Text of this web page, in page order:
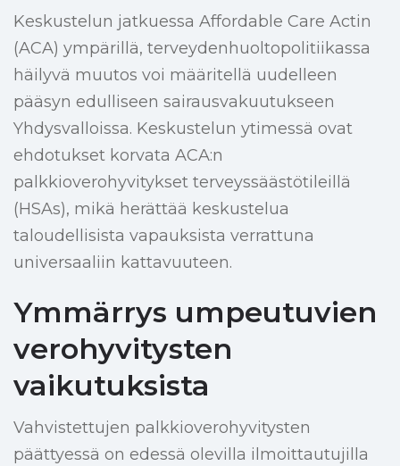
Keskustelun jatkuessa Affordable Care Actin
(ACA) ympärillä, terveydenhuoltopolitiikassa
häilyvä muutos voi määritellä uudelleen
pääsyn edulliseen sairausvakuutukseen
Yhdysvalloissa. Keskustelun ytimessä ovat
ehdotukset korvata ACA:n
palkkioverohyvitykset terveyssäästötileillä
(HSAs), mikä herättää keskustelua
taloudellisista vapauksista verrattuna
universaaliin kattavuuteen.
Ymmärrys umpeutuvien
verohyvitysten
vaikutuksista
Vahvistettujen palkkioverohyvitysten
päättyessä on edessä olevilla ilmoittautujilla